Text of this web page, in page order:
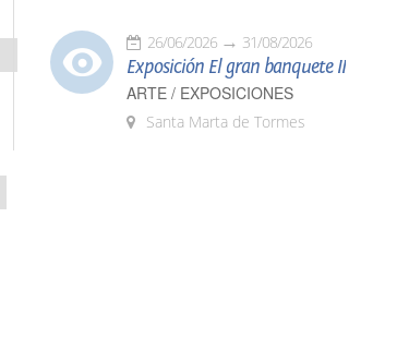
26/06/2026 31/08/2026
Exposición El gran banquete II
ARTE / EXPOSICIONES
Santa Marta de Tormes